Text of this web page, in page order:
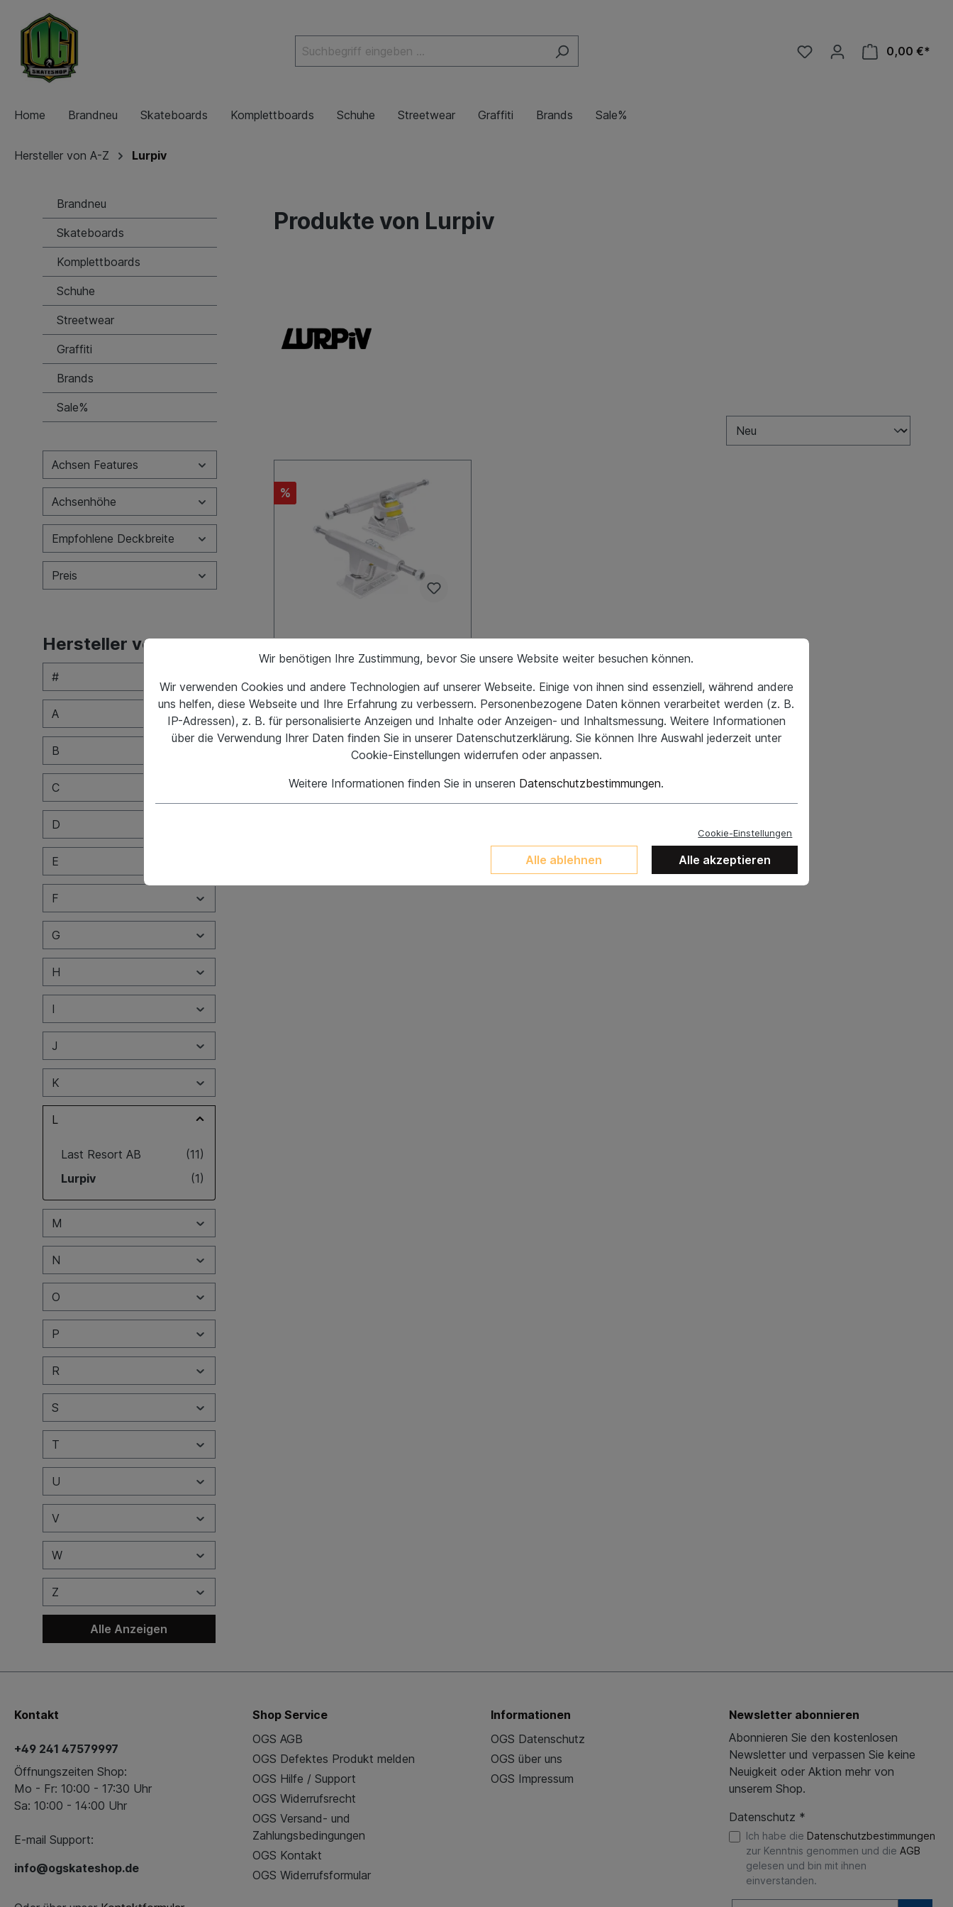
0,00 €*
Home Brandneu Skateboards Komplettboards Schuhe Streetwear Graffiti Brands Sale%
Hersteller von A-Z Lurpiv
Brandneu
Skateboards
Komplettboards
Schuhe
Streetwear
Graffiti
Brands
Sale%
Achsen Features
Achsenhöhe
Empfohlene Deckbreite
Preis
Hersteller von A-Z
#
A
B
C
D
E
F
G
H
I
J
K
L
(11)
Last Resort AB
(1)
Lurpiv
M
N
O
P
R
S
T
U
V
W
Z
Alle Anzeigen
Produkte von Lurpiv
%
Lurpiv Trucks Polished
Es werden 2 Achsen geliefert !Lurpiv
8.00"HöheExtraDeckbreiteHighkein
e8.00"
Kontakt
+49 241 47579997
Öffnungszeiten Shop:
Mo - Fr: 10:00 - 17:30 Uhr
Sa: 10:00 - 14:00 Uhr
E-mail Support:
info@ogskateshop.de
Shop Service
OGS AGB
OGS Defektes Produkt melden
OGS Hilfe / Support
OGS Widerrufsrecht
OGS Versand- und
Zahlungsbedingungen
OGS Kontakt
OGS Widerrufsformular
Informationen
OGS Datenschutz
OGS über uns
OGS Impressum
Newsletter abonnieren
Abonnieren Sie den kostenlosen
Newsletter und verpassen Sie keine
Neuigkeit oder Aktion mehr von
unserem Shop.
Datenschutz *
Ich habe die Datenschutzbestimmungen
zur Kenntnis genommen und die AGB
gelesen und bin mit ihnen
einverstanden.
Wir benötigen Ihre Zustimmung, bevor Sie unsere Website weiter besuchen können.
Wir verwenden Cookies und andere Technologien auf unserer Webseite. Einige von ihnen sind essenziell, während andere
uns helfen, diese Webseite und Ihre Erfahrung zu verbessern. Personenbezogene Daten können verarbeitet werden (z. B.
IP-Adressen), z. B. für personalisierte Anzeigen und Inhalte oder Anzeigen- und Inhaltsmessung. Weitere Informationen
über die Verwendung Ihrer Daten finden Sie in unserer Datenschutzerklärung. Sie können Ihre Auswahl jederzeit unter
Cookie-Einstellungen widerrufen oder anpassen.
Weitere Informationen finden Sie in unseren Datenschutzbestimmungen.
Cookie-Einstellungen
Alle ablehnen Alle akzeptieren